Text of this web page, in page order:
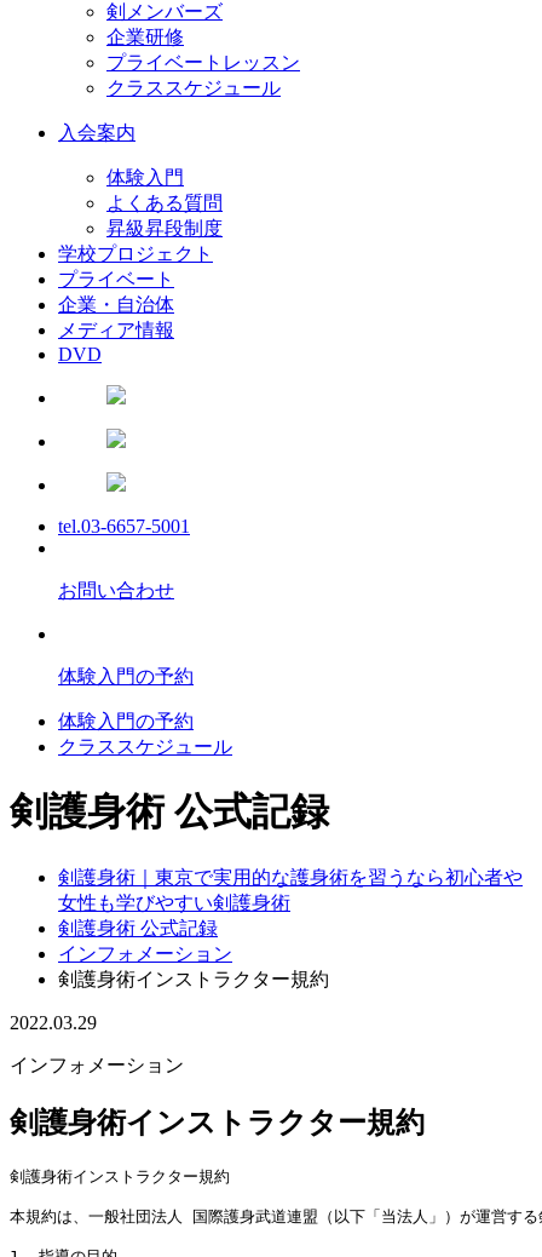
剣メンバーズ
企業研修
プライベートレッスン
クラススケジュール
入会案内
体験入門
よくある質問
昇級昇段制度
学校プロジェクト
プライベート
企業・自治体
メディア情報
DVD
tel.03-6657-5001
お問い合わせ
体験入門の予約
体験入門の予約
クラススケジュール
剣護身術 公式記録
剣護身術｜東京で実用的な護身術を習うなら初心者や
女性も学びやすい剣護身術
剣護身術 公式記録
インフォメーション
剣護身術インストラクター規約
2022.03.29
インフォメーション
剣護身術インストラクター規約
剣護身術インストラクター規約
本規約は、一般社団法人 国際護身武道連盟（以下「当法人」）が運営す